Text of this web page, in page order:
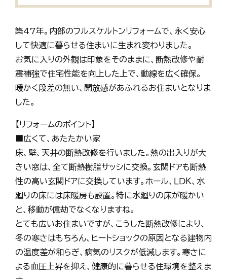
築47年。内部のフルスケルトンリフォームで、永く安心
して快適に暮らせる住まいに生まれ変わりました。
お気に入りの外観は印象をそのままに、断熱改修や耐
震補強で住宅性能を向上した上で、動線を広く確保。
暖かく段差の無い、開放感があふれるお住まいとなりま
した。
【リフォームのポイント】
■広くて、あたたかい家
床、壁、天井の断熱改修を行いました。熱の出入りが大
きい窓は、全て断熱樹脂サッシに交換。玄関ドアも断熱
性の高い玄関ドアに交換しています。ホール、ＬＤＫ、水
廻りの床には床暖房も設置。特に水廻りの床が暖かい
と、移動が億劫でなくなりますね。
とても広いお住まいですが、こうした断熱改修により、
冬の寒さはもちろん、ヒートショックの原因となる建物内
の温度差が和らぎ、病気のリスクが低減します。寒さに
よる血圧上昇を抑え、健康的に暮らせる住環境を整えま